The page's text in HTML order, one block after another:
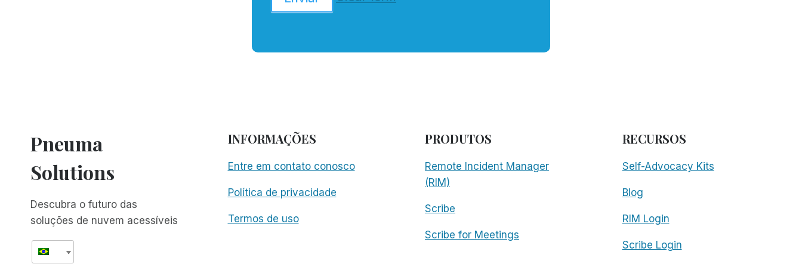
Pneuma
Solutions
Descubra o futuro das
soluções de nuvem acessíveis
INFORMAÇÕES
Entre em contato conosco
Política de privacidade
Termos de uso
PRODUTOS
Remote Incident Manager
(RIM)
Scribe
Scribe for Meetings
RECURSOS
Self-Advocacy Kits
Blog
RIM Login
Scribe Login